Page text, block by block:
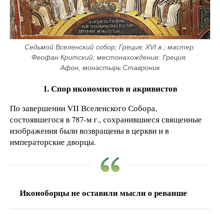
Седьмой Вселенский собор; Греция; XVI в.; мастер:
Феофан Критский; местонахождение: Греция.
Афон, монастырь Ставроник
1. Спор икономистов и акривистов
По завершении VII Вселенского Собора,
состоявшегося в 787-м г., сохранившиеся священные
изображения были возвращены в церкви и в
императорские дворцы.
Иконоборцы не оставили мысли о реванше